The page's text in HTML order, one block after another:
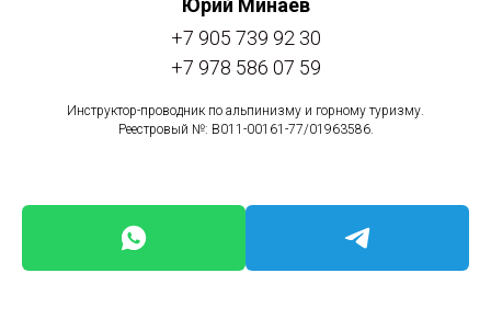
Юрий Минаев
+7 905 739 92 30
+7 978 586 07 59
Инструктор-проводник по альпинизму и горному туризму.
Реестровый №: В011-00161-77/01963586.